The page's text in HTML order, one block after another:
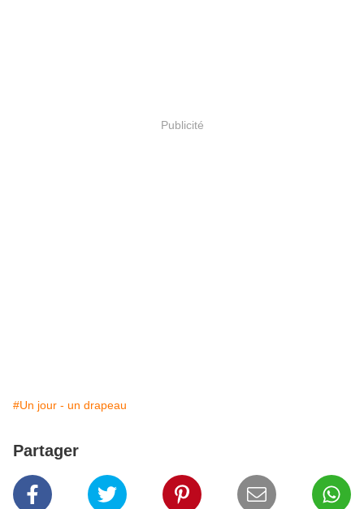
Publicité
#Un jour - un drapeau
Partager